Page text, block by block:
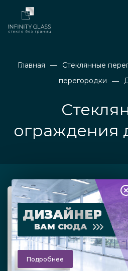
Главная Стеклянные
перегородки
ограждения
ДИЗАЙНЕР
ВАМ СЮДА
Подробнее